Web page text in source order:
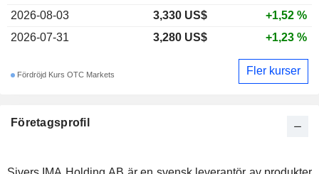
Företagsprofil
2026-08-03
3,330 US$
+1,52 %
2026-07-31
3,280 US$ +1,23 %
Fördröjd Kurs OTC Markets Fler kurser